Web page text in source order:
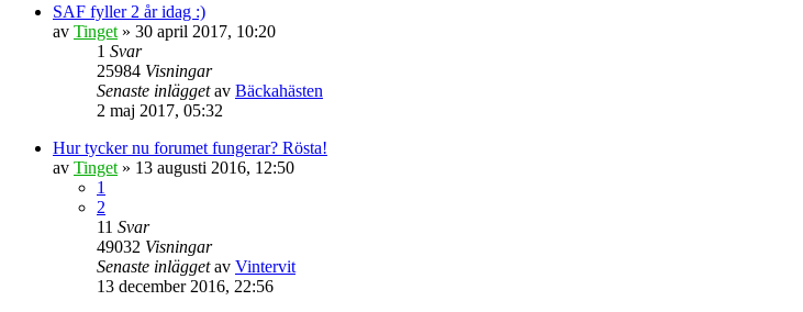
SAF fyller 2 år idag :)
av Tinget » 30 april 2017, 10:20
1 Svar
25984 Visningar
Senaste inläggetav Bäckahästen
2 maj 2017, 05:32
Hur tycker nu forumet fungerar? Rösta!
av Tinget » 13 augusti 2016, 12:50
1
2
11 Svar
49032 Visningar
Senaste inläggetav Vintervit
13 december 2016, 22:56